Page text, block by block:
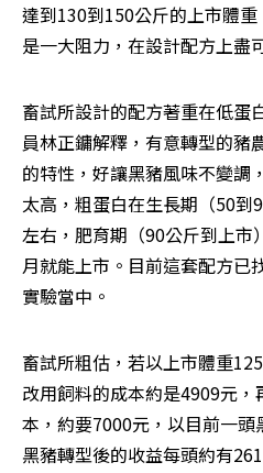
達到130到150公斤的上市體
是一大阻力，在設計配方上盡
畜試所設計的配方著重在低蛋
員林正鏞解釋，有意轉型的豬
的特性，好讓黑豬風味不變調
太高，粗蛋白在生長期（50
左右，肥育期（90公斤到上市
月就能上市。目前這套配方已
實驗當中。
畜試所粗估，若以上市體重
改用飼料的成本約是4909元
本，約要7000元，以目前一頭
黑豬轉型後的收益每頭約有